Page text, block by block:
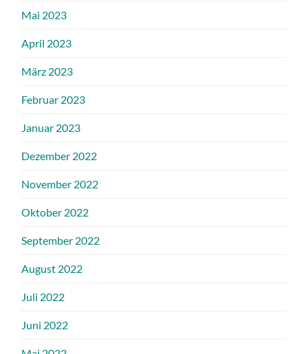
Mai 2023
April 2023
März 2023
Februar 2023
Januar 2023
Dezember 2022
November 2022
Oktober 2022
September 2022
August 2022
Juli 2022
Juni 2022